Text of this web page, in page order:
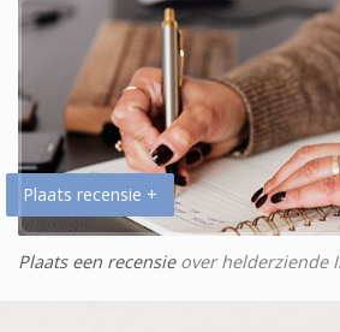
Plaats recensie +
Plaats een recensieover helderziende